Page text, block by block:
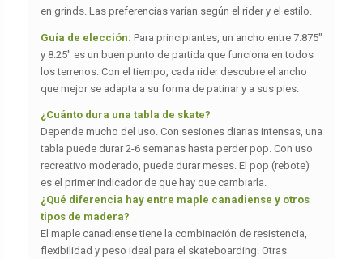
en grinds. Las preferencias varían según el rider y el estilo.
Guía de elección: Para principiantes, un ancho entre 7.875″
y 8.25″ es un buen punto de partida que funciona en todos
los terrenos. Con el tiempo, cada rider descubre el ancho
que mejor se adapta a su forma de patinar y a sus pies.
¿Cuánto dura una tabla de skate?
Depende mucho del uso. Con sesiones diarias intensas, una
tabla puede durar 2-6 semanas hasta perder pop. Con uso
recreativo moderado, puede durar meses. El pop (rebote)
es el primer indicador de que hay que cambiarla.
¿Qué diferencia hay entre maple canadiense y otros
tipos de madera?
El maple canadiense tiene la combinación de resistencia,
flexibilidad y peso ideal para el skateboarding. Otras